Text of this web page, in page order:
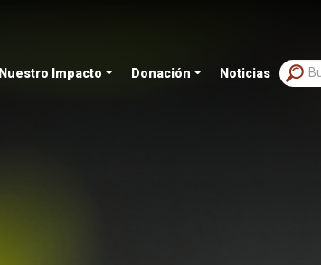
Nuestro Impacto Donación Noticias